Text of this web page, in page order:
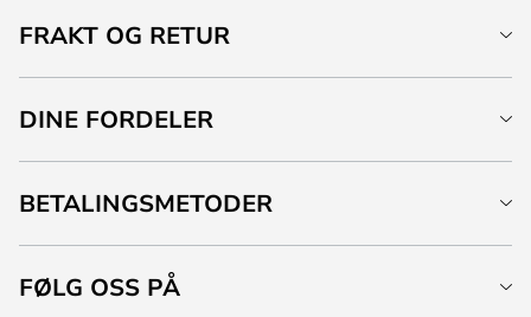
FRAKT OG RETUR
DINE FORDELER
BETALINGSMETODER
FØLG OSS PÅ